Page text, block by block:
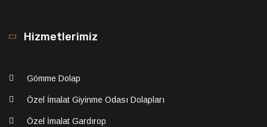
Hizmetlerimiz
Gömme Dolap
Özel İmalat Giyinme Odası Dolapları
Özel İmalat Gardırop